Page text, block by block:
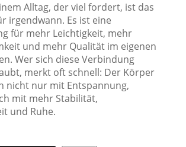
Alltag, der viel fordert, ist das
irgendwann. Es ist eine
für mehr Leichtigkeit, mehr
und mehr Qualität im eigenen
Wer sich diese Verbindung
merkt oft schnell: Der Körper
nicht nur mit Entspannung,
mit mehr Stabilität,
und Ruhe.